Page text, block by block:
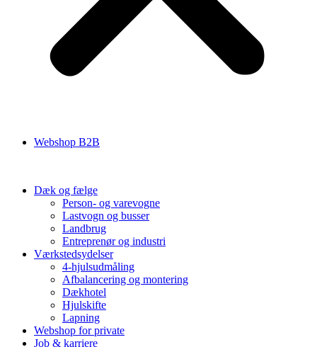
Webshop B2B
Dæk og fælge
Person- og varevogne
Lastvogn og busser
Landbrug
Entreprenør og industri
Værkstedsydelser
4-hjulsudmåling
Afbalancering og montering
Dækhotel
Hjulskifte
Lapning
Webshop for private
Job & karriere